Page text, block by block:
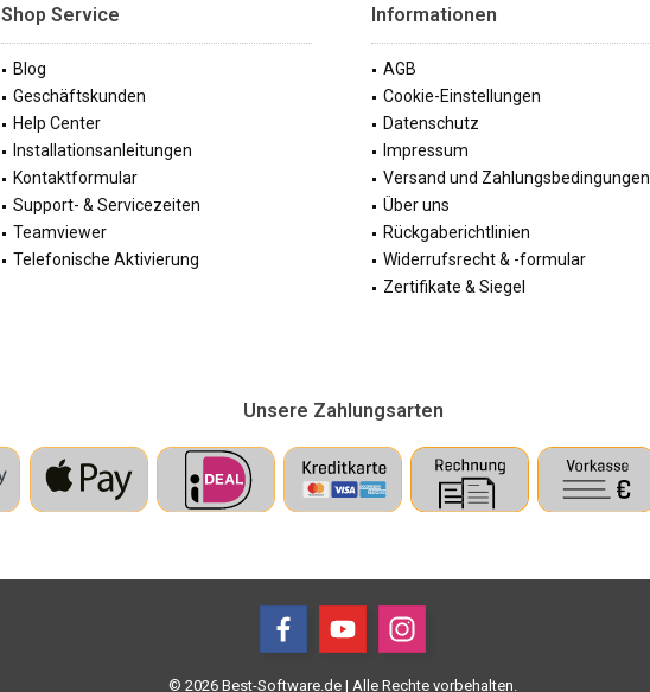
Shop Service
Blog
Geschäftskunden
Help Center
Installationsanleitungen
Kontaktformular
Support- & Servicezeiten
Teamviewer
Telefonische Aktivierung
Informationen
AGB
Cookie-Einstellungen
Datenschutz
Impressum
Versand und Zahlungsbedingungen
Über uns
Rückgaberichtlinien
Widerrufsrecht & -formular
Zertifikate & Siegel
Unsere Zahlungsarten
© 2026 Best-Software.de | Alle Rechte vorbehalten.